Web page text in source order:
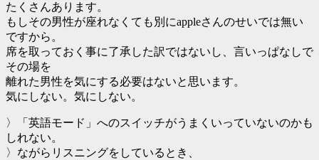
たくさんあります。
もしその男性が座れなくても別にappleさんのせいでは無い
ですから。
席を取っておく事に了承した訳ではないし、言いっぱなしで
その場を
離れた男性を気にする必要はないと思います。
気にしない。気にしない。
〉「英語モード」へのスイッチがうまくいっていないのかも
しれない。
〉ながらリスニングをしているとき、